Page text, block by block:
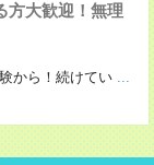
方大歓迎！無理
から！続けてい ...